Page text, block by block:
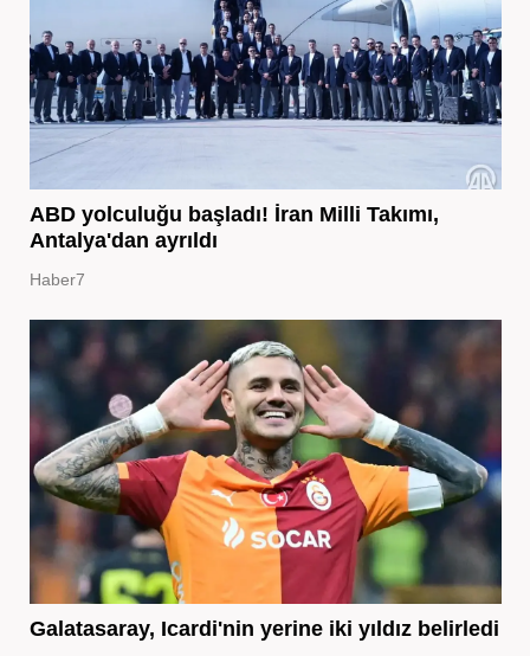
ABD yolculuğu başladı! İran Milli Takımı,
Antalya'dan ayrıldı
Haber7
Galatasaray, Icardi'nin yerine iki yıldız belirledi